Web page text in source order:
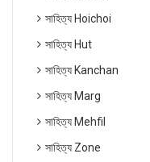
সাহিত্য Hoichoi
সাহিত্য Hut
সাহিত্য Kanchan
সাহিত্য Marg
সাহিত্য Mehfil
সাহিত্য Zone